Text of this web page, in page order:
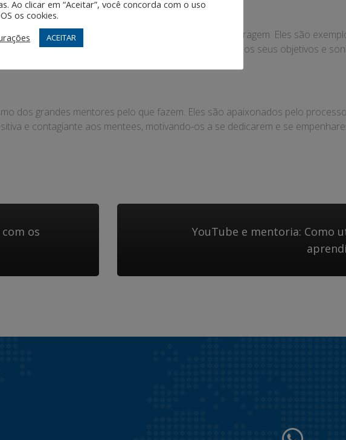
os desafios e obstáculos com determinação e coragem. Eles são
das adversidades e a seguirem em frente em busca dos seus objetivos e
dos grandes mentores pelo que fazem. Eles são apaixonados pelo
e contagiante aos mentees, motivando-os a se dedicarem e se
os
YouTube e mentoria: Como
Ao clicar em “Aceitar”, você concorda com o uso
os cookies.
ACEITAR